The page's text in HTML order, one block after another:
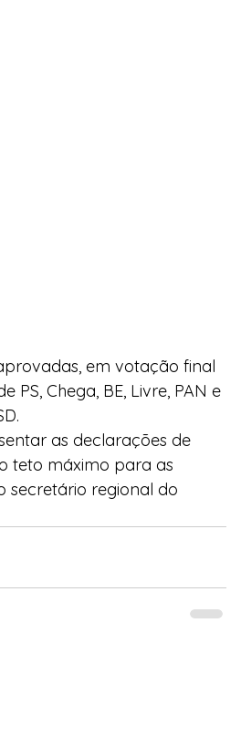
em votação final
Chega, BE, Livre, PAN e
as declarações de
teto máximo para as
secretário regional do